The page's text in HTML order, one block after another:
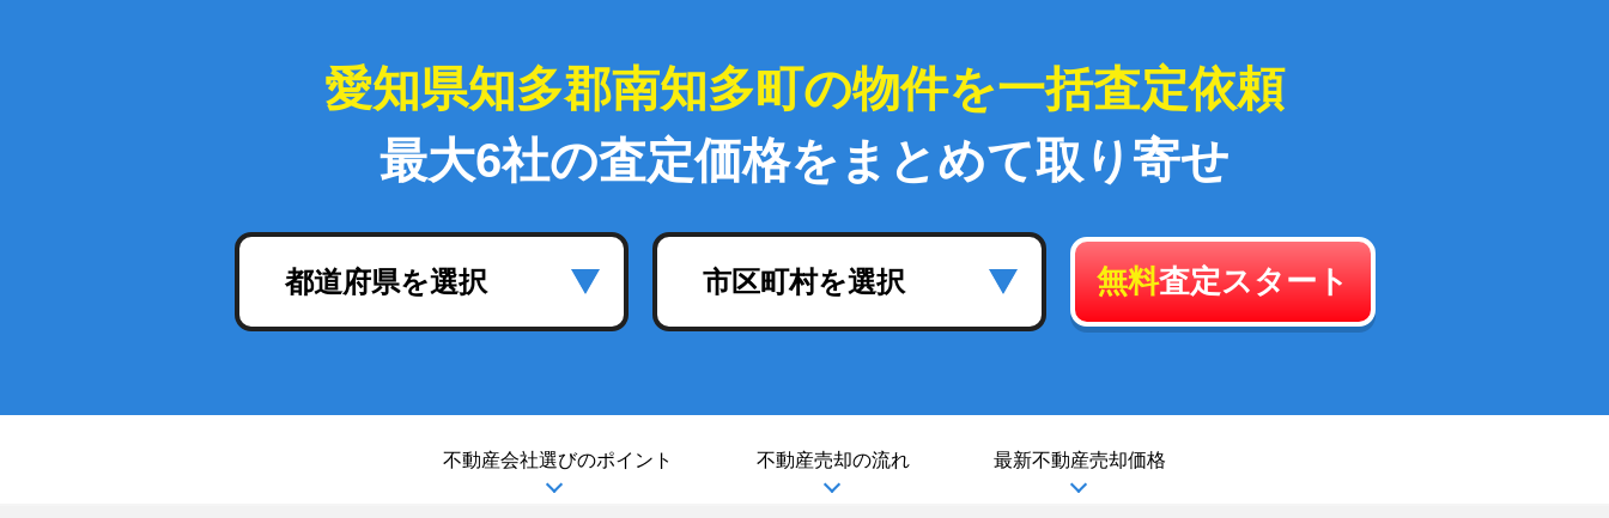
愛知県知多郡南知多町の物件を一括査定依頼
最大6社の査定価格をまとめて取り寄せ
都道府県を選択 市区町村を選択 無料査定スタート
不動産会社選びのポイント 不動産売却の流れ 最新不動産売却価格